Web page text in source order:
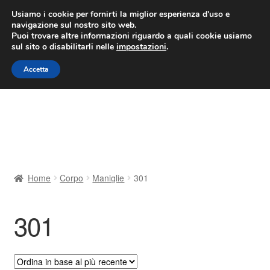
CONSEGNA da 7 EUR
Lun-Ven 9:00 - 16:00/800 580 290
Vai
alla
navigazione
Vai
al
contenuto
Contatto
Il mio account
Home Corpo Maniglie 301
301
Usiamo i cookie per fornirti la miglior esperienza d'uso e
navigazione sul nostro sito web.
Puoi trovare altre informazioni riguardo a quali cookie usiamo
sul sito o disabilitarli nelle impostazioni.
Accetta